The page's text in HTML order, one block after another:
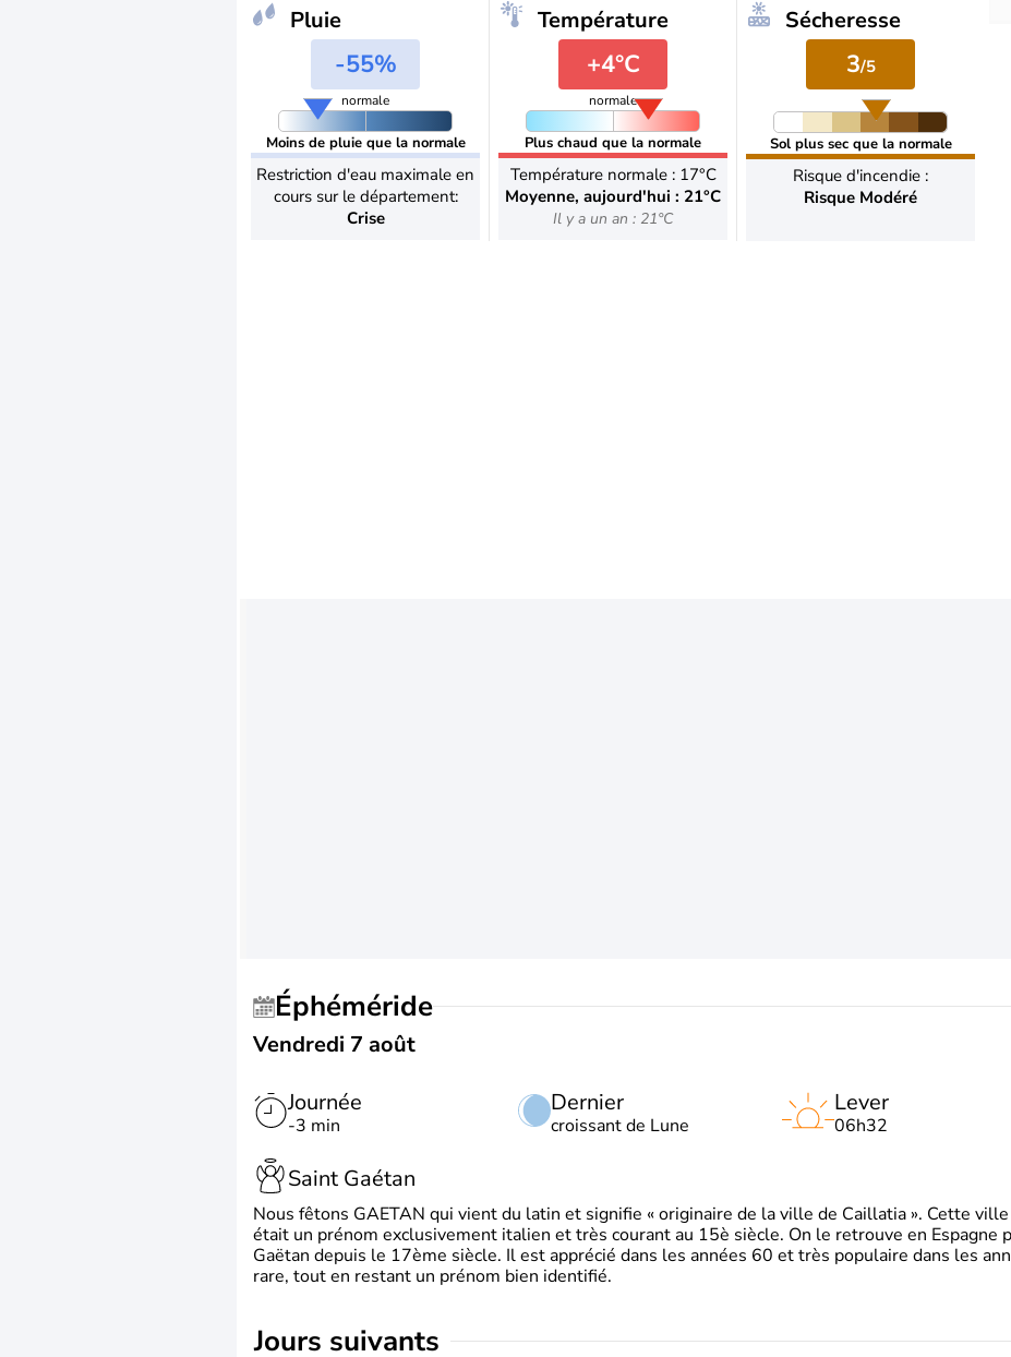
Pluie
-55%
normale
Moins de pluie que la normale
Restriction d'eau maximale en
cours sur le département:
Crise
Température
+4°C
normale
Plus chaud que la normale
Température normale : 17°C
Moyenne, aujourd'hui : 21°C
Il y a un an : 21°C
Sécheresse
3/5
Sol plus sec que la normale
Risque d'incendie :
Risque Modéré
Éphéméride
Vendredi 7 août
Journée
-3 min
Dernier
croissant de Lune
Lever
06h32
Saint Gaétan
Nous fêtons GAETAN qui vient du latin et signifie « originaire de la ville de Caillatia ». Cette
était un prénom exclusivement italien et très courant au 15è siècle. On le retrouve en Espagne
Gaëtan depuis le 17ème siècle. Il est apprécié dans les années 60 et très populaire dans les
rare, tout en restant un prénom bien identifié.
jours suivants